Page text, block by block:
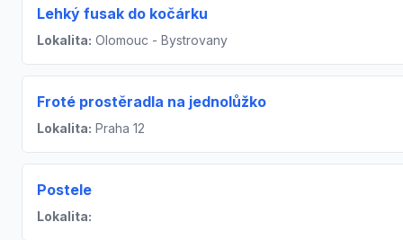
Lehký fusak do kočárku
Lokalita: Olomouc - Bystrovany
Froté prostěradla na jednolůžko
Lokalita: Praha 12
Postele
Lokalita: